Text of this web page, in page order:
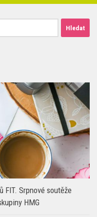
FIT. Srpnové soutěže
HMG